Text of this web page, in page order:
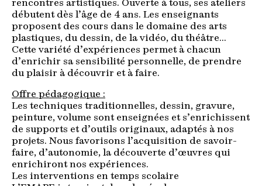
rencontres artistiques. Ouverte à tous, ses ateliers
débutent dès l’âge de 4 ans. Les enseignants
proposent des cours dans le domaine des arts
plastiques, du dessin, de la vidéo, du théâtre…
Cette variété d’expériences permet à chacun
d’enrichir sa sensibilité personnelle, de prendre
du plaisir à découvrir et à faire.
Offre pédagogique :
Les techniques traditionnelles, dessin, gravure,
peinture, volume sont enseignées et s’enrichissent
de supports et d’outils originaux, adaptés à nos
projets. Nous favorisons l’acquisition de savoir-
faire, d’autonomie, la découverte d’œuvres qui
enrichiront nos expériences.
Les interventions en temps scolaire